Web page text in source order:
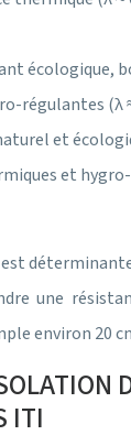
écologique,
régulantes (λ
et
et
est
une
environ 20
ITI